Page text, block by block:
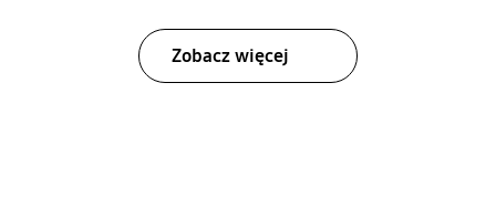
Zobacz więcej